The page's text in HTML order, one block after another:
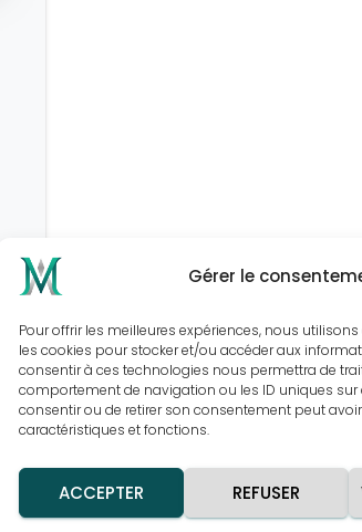
Gérer le
Pour offrir les meilleures expériences, nous
les cookies pour stocker et/ou accéder aux
consentir à ces technologies nous permettra de
comportement de navigation ou les ID uniques sur
consentir ou de retirer son consentement peut
caractéristiques et fonctions.
ACCEPTER REFUSER
D’IA POLITIQUE DE COOKIES